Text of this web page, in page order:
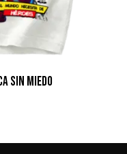
SIN MIEDO